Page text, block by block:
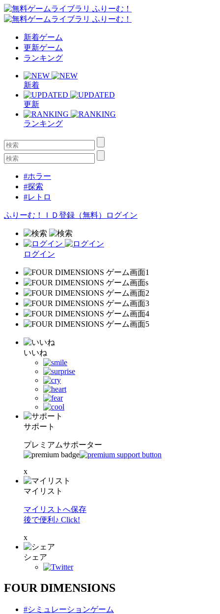
新着ゲーム
更新ゲーム
ランキング
新着
更新
ランキング
#ホラー
#探索
#レトロ
ふりーむ！ＩＤ登録（無料） ログイン
ログイン
いいね
サポート
プレミアムサポーター
x
マイリスト
マイリストへ保存
後で便利♪ Click!
x
シェア
FOUR DIMENSIONS
#シミュレーションゲーム